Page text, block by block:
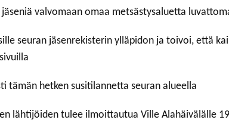
valvomaan omaa metsästysaluetta
seuran jäsenrekisterin ylläpidon ja toivoi, että
tämän hetken susitilannetta seuran alueella
lähtijöiden tulee ilmoittautua Ville Alahäivälälle